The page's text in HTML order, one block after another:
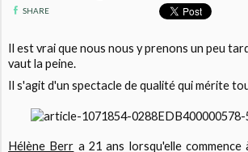
SHARE
Il est vrai que nous nous y prenons un peu
vaut la peine.
Il s'agit d'un spectacle de qualité qui mérite
Hélène Berr a 21 ans lorsqu'elle